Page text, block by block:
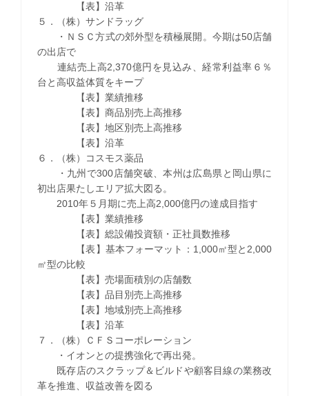
【表】沿革
５．（株）サンドラッグ
・ＮＳＣ方式の郊外型を積極展開。今期は50店舗
の出店で
連結売上高2,370億円を見込み、経常利益率６％
台と高収益体質をキープ
【表】業績推移
【表】商品別売上高推移
【表】地区別売上高推移
【表】沿革
６．（株）コスモス薬品
・九州で300店舗突破、本州は広島県と岡山県に
初出店果たしエリア拡大図る。
2010年５月期に売上高2,000億円の達成目指す
【表】業績推移
【表】総設備投資額・正社員数推移
【表】基本フォーマット：1,000㎡型と2,000
㎡型の比較
【表】売場面積別の店舗数
【表】品目別売上高推移
【表】地域別売上高推移
【表】沿革
７．（株）ＣＦＳコーポレーション
・イオンとの提携強化で再出発。
既存店のスクラップ＆ビルドや顧客目線の業務改
革を推進、収益改善を図る